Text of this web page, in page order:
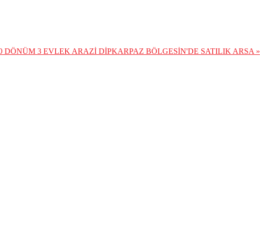
DÖNÜM 3 EVLEK ARAZİ DİPKARPAZ BÖLGESİN'DE SATILIK ARSA »